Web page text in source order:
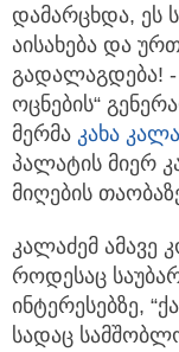
დამარცხდა, ეს
აისახება და
გადალაგდება! -
ოცნების“
მერმა კახა
პალატის მიერ
მიღების
კალაძემ ამავე
როდესაც
ინტერესებზე,
სადაც